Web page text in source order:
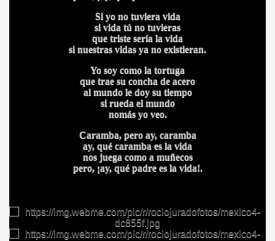
Si yo no tuviera vida
si vida tú no tuvieras
que triste sería la vida
si nuestras vidas ya no existieran.
Yo soy como la tortuga
que trae su concha de acero
al mundo le doy su tiempo
si rueda el mundo
nomás yo veo.
Caramba, pero ay, caramba
ay, qué caramba es la vida
nos juega como a muñecos
pero, ¡ay, qué padre es la vida!.